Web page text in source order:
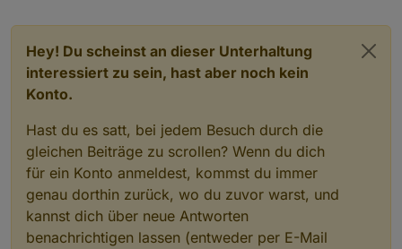
Hey! Du scheinst an dieser Unterhaltung
interessiert zu sein, hast aber noch kein
Konto.
Hast du es satt, bei jedem Besuch durch die
gleichen Beiträge zu scrollen? Wenn du dich
für ein Konto anmeldest, kommst du immer
genau dorthin zurück, wo du zuvor warst, und
kannst dich über neue Antworten
benachrichtigen lassen (entweder per E-Mail